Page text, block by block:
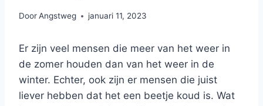
DoorAngstweg januari 11, 2023
Er zijn veel mensen die meer van het weer in
de zomer houden dan van het weer in de
winter. Echter, ook zijn er mensen die juist
liever hebben dat het een beetje koud is. Wat